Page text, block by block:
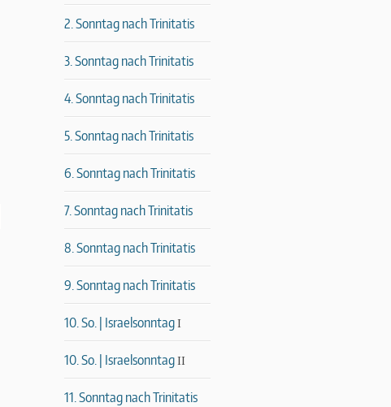
2. Sonntag nach Trinitatis
3. Sonntag nach Trinitatis
4. Sonntag nach Trinitatis
5. Sonntag nach Trinitatis
6. Sonntag nach Trinitatis
7. Sonntag nach Trinitatis
8. Sonntag nach Trinitatis
9. Sonntag nach Trinitatis
10. So. | IsraelsonntagI
10. So. | IsraelsonntagII
11. Sonntag nach Trinitatis